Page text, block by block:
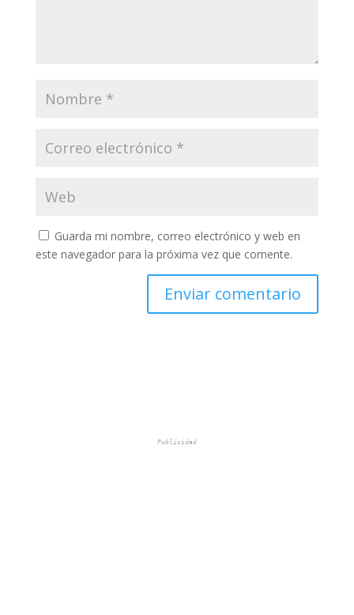
Guarda mi nombre, correo electrónico y web en
este navegador para la próxima vez que comente.
Publicidad